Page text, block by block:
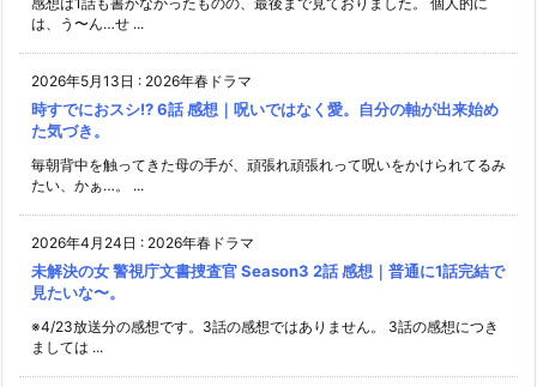
は、う〜ん…せ ...
2026年5月13日 : 2026年春ドラマ
時すでにおスシ!? 6話 感想｜呪いではなく愛。自分の軸が出来始め
た気づき。
毎朝背中を触ってきた母の手が、頑張れ頑張れって呪いをかけられてるみ
たい、かぁ…。 ...
2026年4月24日 : 2026年春ドラマ
未解決の女 警視庁文書捜査官 Season3 2話 感想｜普通に1話完結で
見たいな〜。
※4/23放送分の感想です。3話の感想ではありません。 3話の感想につき
ましては ...